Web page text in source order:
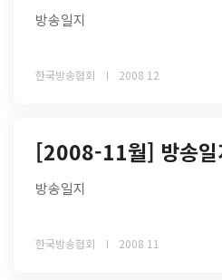
방송일지
한국방송협회 2008 12
[2008-11월] 방송일
방송일지
한국방송협회 2008 11